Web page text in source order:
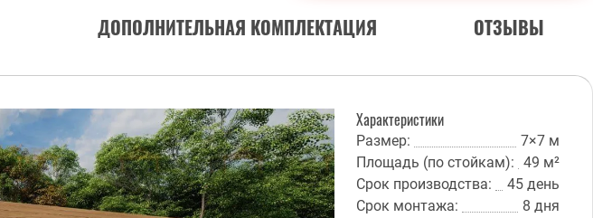
ДОПОЛНИТЕЛЬНАЯ КОМПЛЕКТАЦИЯ ОТЗЫВЫ
Характеристики
Размер:
7×7 м
Площадь (по стойкам): 49 м²
Срок производства:
45 день
Срок монтажа:
8 дня